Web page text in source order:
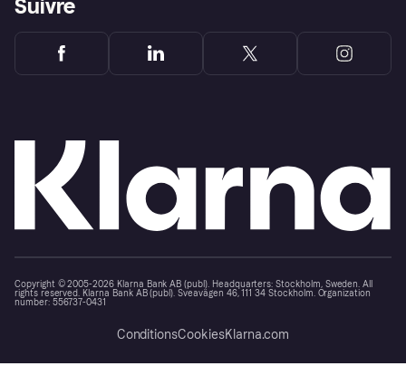
Suivre
Copyright © 2005-2026 Klarna Bank AB (publ). Headquarters: Stockholm, Sweden. All
rights reserved. Klarna Bank AB (publ). Sveavägen 46, 111 34 Stockholm. Organization
number: 556737-0431
ConditionsCookiesKlarna.com